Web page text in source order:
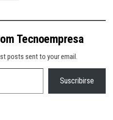
Tecnoempresa
posts sent to your email.
Suscribirse